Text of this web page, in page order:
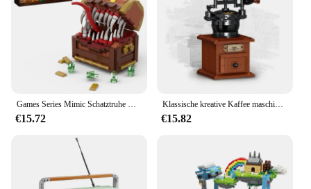
€15.72
Klassische kreative Kaffee maschine Mini Diamant Modell Bausteine Stadt Freund Ziegel Spielzeug für Kinder Erwachsene Geschenke
€15.82